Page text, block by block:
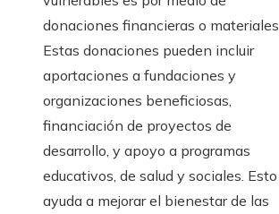
donaciones financieras o materiales.
Estas donaciones pueden incluir
aportaciones a fundaciones y
organizaciones beneficiosas,
financiación de proyectos de
desarrollo, y apoyo a programas
educativos, de salud y sociales. Esto
ayuda a mejorar el bienestar de las